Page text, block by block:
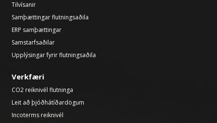
Tilvísanir
Samþættingar flutningsaðila
ERP samþættingar
Samstarfsaðilar
Upplýsingar fyrir flutningsaðila
Verkfæri
CO2 reiknivél flutninga
Leit að þjóðhátíðardögum
Incoterms reiknivél